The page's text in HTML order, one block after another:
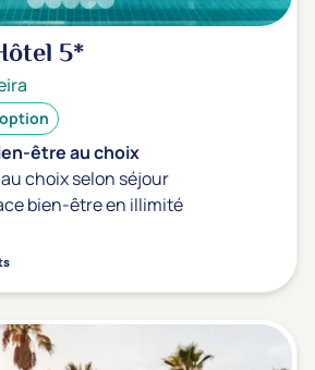
5*
être au choix
choix selon séjour
bien-être en illimité